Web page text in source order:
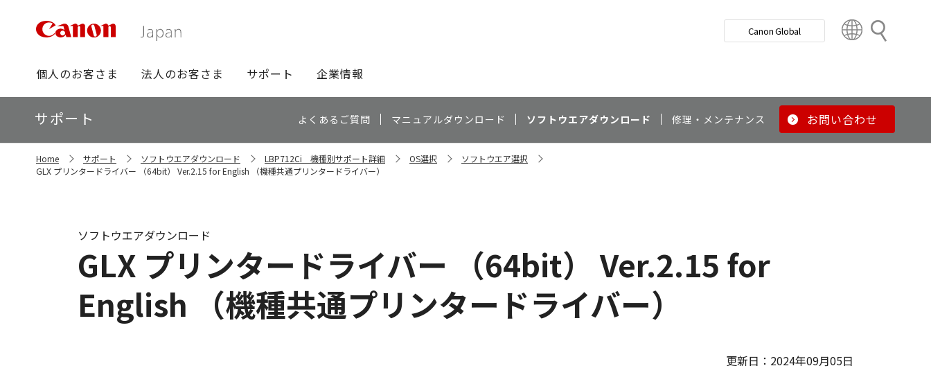
検
グ
ロ
ー
バ
ビ
個人のお客さま 法人のお客さま サポート 企業情報
Canon Global
t
y
ロ
ー
カ
ル
ナ
サポート よくあるご質問 マニュアルダウンロード ソフトウエアダウンロード 修理・メンテナンス お問い合わせ
Home サポート ソフトウエアダウンロード LBP712Ci 機種別サポート詳細 OS選択
ソフトウエア選択
GLX プリンタードライバー （64bit） Ver.2.15 for English （機種共通プリンタードライバー）
GLX プリンタードライバー （64bit） Ver.2.15 for
English （機種共通プリンタードライバー）
ソフトウエアダウンロード
更新日：2024年09月05日